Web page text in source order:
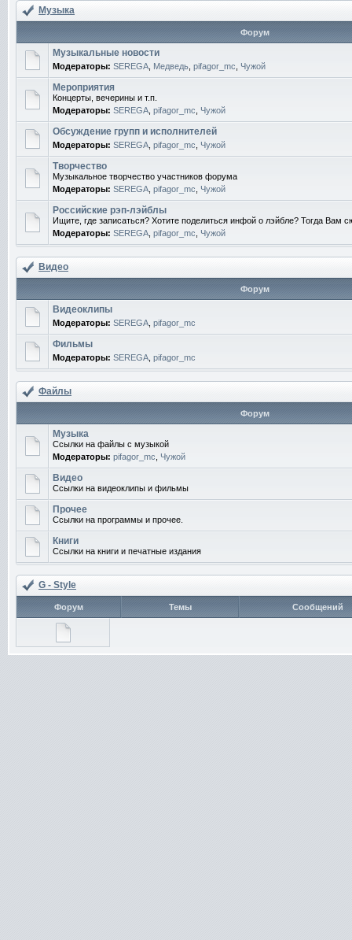
Музыка
Форум
Музыкальные новости
Модераторы: SEREGA Медведь pifagor_mc Чужой
Мероприятия
Концерты, вечерины и т.п.
Модераторы: SEREGA pifagor_mc Чужой
Обсуждение групп и исполнителей
Модераторы: SEREGA pifagor_mc Чужой
Творчество
Музыкальное творчество участников форума
Модераторы: SEREGA pifagor_mc Чужой
Российские рэп-лэйблы
Ищите, где записаться? Хотите поделиться инфой о лэйбле? Тогда Вам
Модераторы: SEREGA pifagor_mc Чужой
Видео
Форум
Видеоклипы
Модераторы: SEREGA pifagor_mc
Фильмы
Модераторы: SEREGA pifagor_mc
Файлы
Форум
Музыка
Ссылки на файлы с музыкой
Модераторы: pifagor_mc Чужой
Видео
Ссылки на видеоклипы и фильмы
Прочее
Ссылки на программы и прочее.
Книги
Ссылки на книги и печатные издания
G - Style
Форум Темы Сообщений